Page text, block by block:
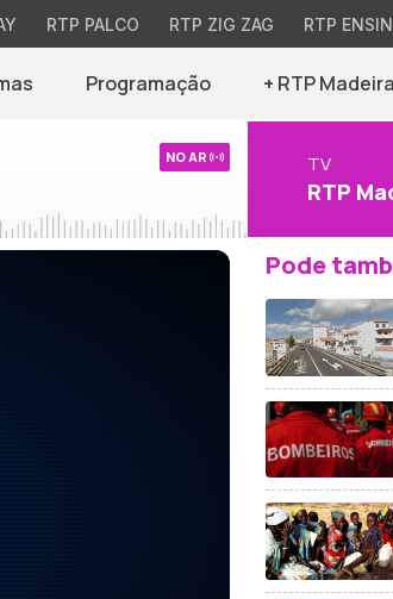
RTP PALCO RTP ZIG ZAG RTP
Programação + RTP Madeira
NO AR TV
RTP
Pode